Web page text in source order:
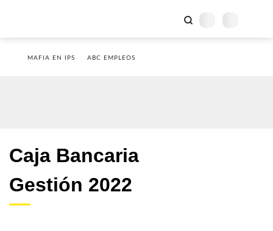
MAFIA EN IPS ABC EMPLEOS
Caja Bancaria
Gestión 2022